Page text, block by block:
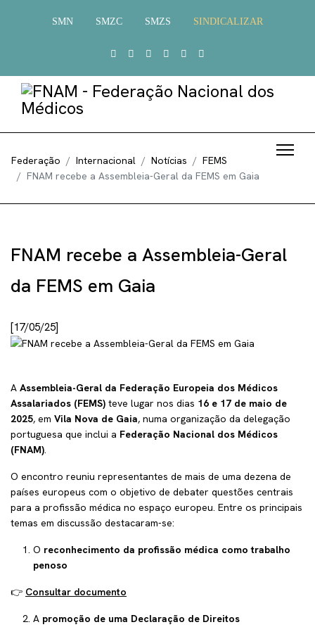
SMN SMZC SMZS SINDICALIZAR
Federação Internacional Notícias
FEMS
FNAM recebe a Assembleia-Geral da FEMS em Gaia
FNAM recebe a Assembleia-Geral
da FEMS em Gaia
[17/05/25]
A Assembleia-Geral da Federação Europeia dos Médicos
Assalariados (FEMS) teve lugar nos dias 16 e 17 de maio de
2025, em Vila Nova de Gaia, numa organização da delegação
portuguesa que inclui a Federação Nacional dos Médicos
(FNAM).
O encontro reuniu representantes de mais de uma dezena de
países europeus com o objetivo de debater questões centrais
para a profissão médica no espaço europeu. Entre os principais
temas em discussão destacaram-se:
O reconhecimento da profissão médica como trabalho
penoso
👉 Consultar documento
A promoção de uma Declaração de Direitos